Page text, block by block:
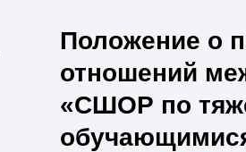
Положение о
отношений
«СШОР по